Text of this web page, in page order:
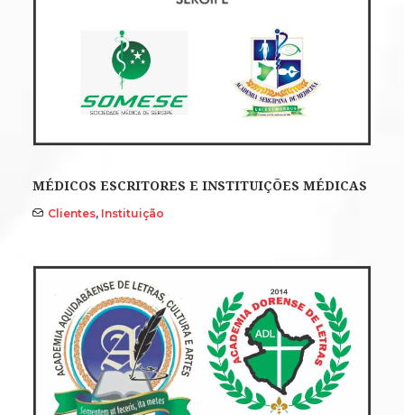
MÉDICOS ESCRITORES E INSTITUIÇÕES MÉDICAS
Clientes, Instituição